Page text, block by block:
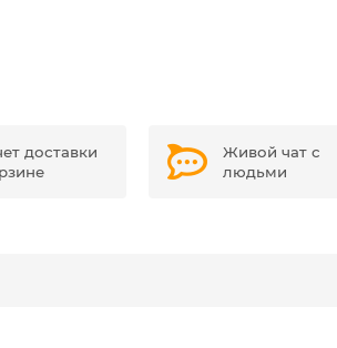
доставки
Живой чат с
людьми